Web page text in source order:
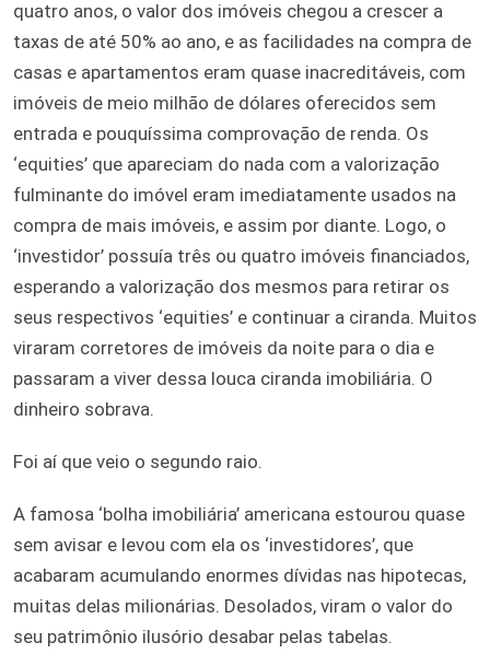
quatro anos, o valor dos imóveis chegou a crescer a
taxas de até 50% ao ano, e as facilidades na compra de
casas e apartamentos eram quase inacreditáveis, com
imóveis de meio milhão de dólares oferecidos sem
entrada e pouquíssima comprovação de renda. Os
‘equities’ que apareciam do nada com a valorização
fulminante do imóvel eram imediatamente usados na
compra de mais imóveis, e assim por diante. Logo, o
‘investidor’ possuía três ou quatro imóveis financiados,
esperando a valorização dos mesmos para retirar os
seus respectivos ‘equities’ e continuar a ciranda. Muitos
viraram corretores de imóveis da noite para o dia e
passaram a viver dessa louca ciranda imobiliária. O
dinheiro sobrava.
Foi aí que veio o segundo raio.
A famosa ‘bolha imobiliária’ americana estourou quase
sem avisar e levou com ela os ‘investidores’, que
acabaram acumulando enormes dívidas nas hipotecas,
muitas delas milionárias. Desolados, viram o valor do
seu patrimônio ilusório desabar pelas tabelas.